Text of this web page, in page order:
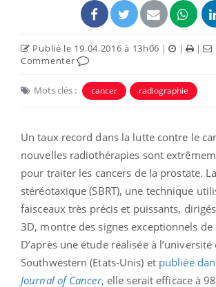
Publié le 19.04.2016 à 13h06 | | |
Commenter
Mots clés : cancer radiographie
Un taux record dans la lutte contre le
nouvelles radiothérapies sont
pour traiter les cancers de la prostate.
stéréotaxique (SBRT), une technique
faisceaux très précis et puissants,
3D, montre des signes exceptionnels de
D’après une étude réalisée à l’université
Southwestern (Etats-Unis) et publiée
Journal of Cancer, elle serait efficace à